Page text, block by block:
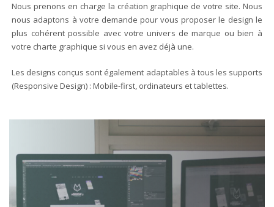
Nous prenons en charge la création graphique de votre site. Nous
nous adaptons à votre demande pour vous proposer le design le
plus cohérent possible avec votre univers de marque ou bien à
votre charte graphique si vous en avez déjà une.
Les designs conçus sont également adaptables à tous les supports
(Responsive Design) : Mobile-first, ordinateurs et tablettes.